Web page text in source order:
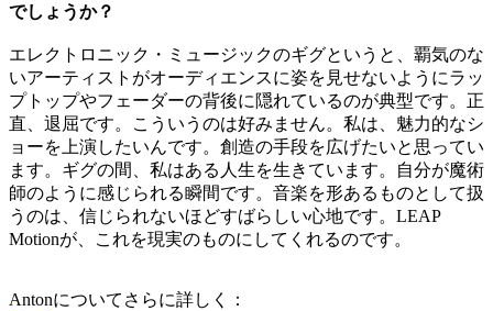
でしょうか？
エレクトロニック・ミュージックのギグというと、覇気のな
いアーティストがオーディエンスに姿を見せないようにラッ
プトップやフェーダーの背後に隠れているのが典型です。正
直、退屈です。こういうのは好みません。私は、魅力的なシ
ョーを上演したいんです。創造の手段を広げたいと思ってい
ます。ギグの間、私はある人生を生きています。自分が魔術
師のように感じられる瞬間です。音楽を形あるものとして扱
うのは、信じられないほどすばらしい心地です。LEAP
Motionが、これを現実のものにしてくれるのです。
Antonについてさらに詳しく：